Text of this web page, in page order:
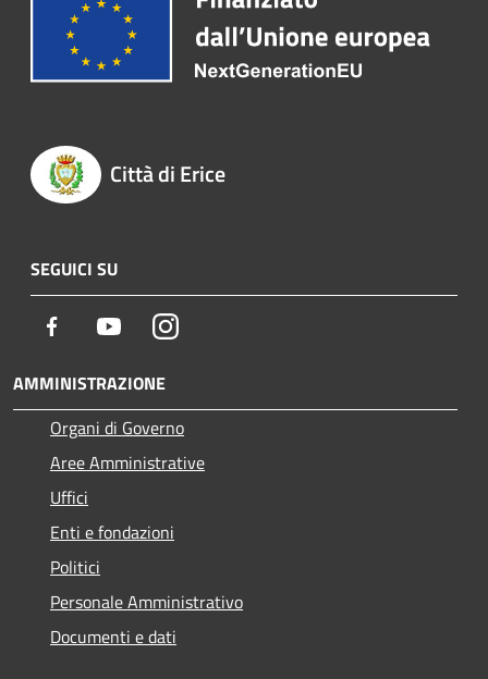
Città di Erice
SEGUICI SU
Facebook YoutubeInstagram
AMMINISTRAZIONE
Organi di Governo
Aree Amministrative
Uffici
Enti e fondazioni
Politici
Personale Amministrativo
Documenti e dati